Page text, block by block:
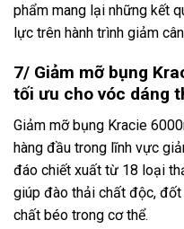
phẩm mang lại những kết
lực trên hành trình giảm
7/ Giảm mỡ bụng
tối ưu cho vóc dáng
Giảm mỡ bụng Kracie
hàng đầu trong lĩnh vực
đáo chiết xuất từ 18 loại
giúp đào thải chất độc,
chất béo trong cơ thể.